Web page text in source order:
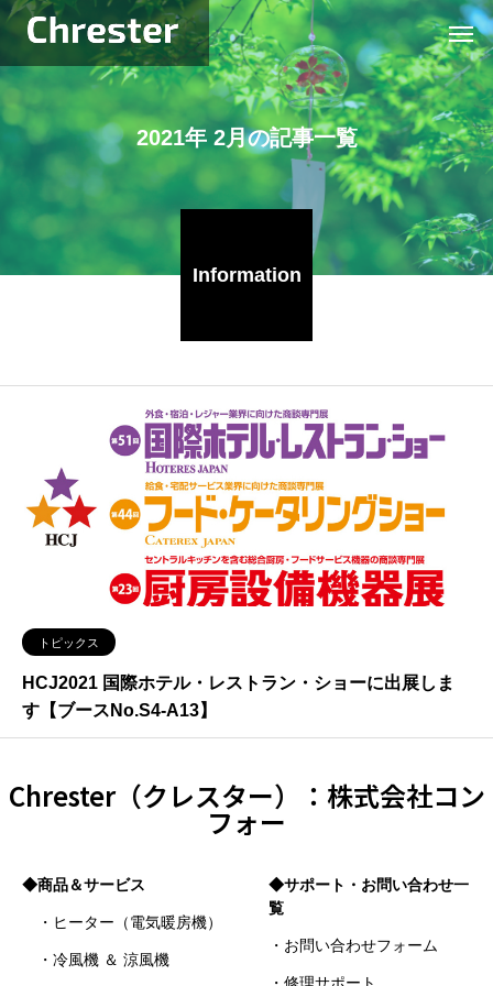
2021年 2月の記事一覧
Information
トピックス
HCJ2021 国際ホテル・レストラン・ショーに出展しま
す【ブースNo.S4-A13】
Chrester（クレスター）：株式会社コン
フォー
◆商品＆サービス
・ヒーター（電気暖房機）
・冷風機 ＆ 涼風機
◆サポート・お問い合わせ一
覧
・お問い合わせフォーム